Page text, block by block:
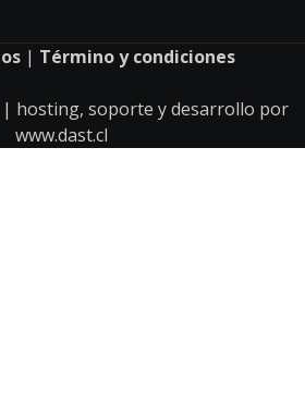
| Término y condiciones
| hosting, soporte y desarrollo por
www.dast.cl